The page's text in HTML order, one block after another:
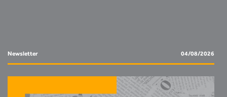
Newsletter 04/08/2026